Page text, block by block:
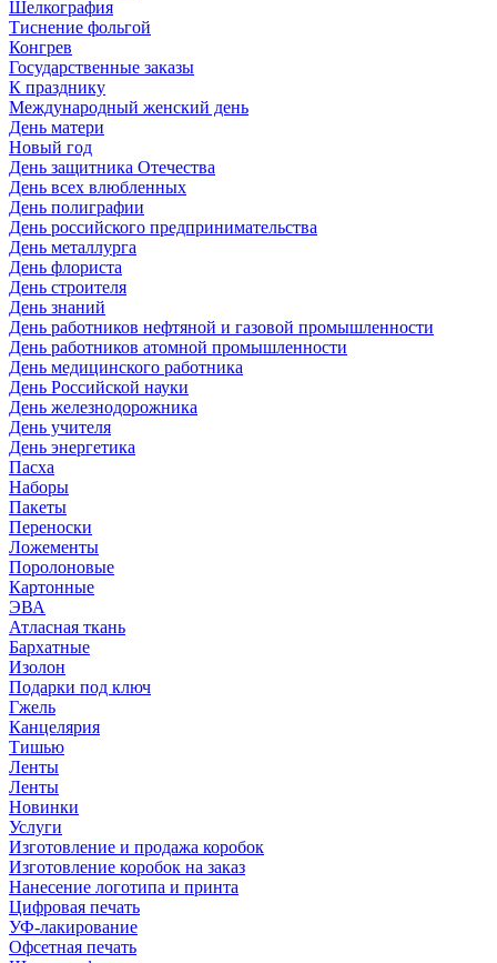
Шелкография
Тиснение фольгой
Конгрев
Государственные заказы
К празднику
Международный женский день
День матери
Новый год
День защитника Отечества
День всех влюбленных
День полиграфии
День российского предпринимательства
День металлурга
День флориста
День строителя
День знаний
День работников нефтяной и газовой промышленности
День работников атомной промышленности
День медицинского работника
День Российской науки
День железнодорожника
День учителя
День энергетика
Пасха
Наборы
Пакеты
Переноски
Ложементы
Поролоновые
Картонные
ЭВА
Атласная ткань
Бархатные
Изолон
Подарки под ключ
Гжель
Канцелярия
Тишью
Ленты
Ленты
Новинки
Услуги
Изготовление и продажа коробок
Изготовление коробок на заказ
Нанесение логотипа и принта
Цифровая печать
УФ-лакирование
Офсетная печать